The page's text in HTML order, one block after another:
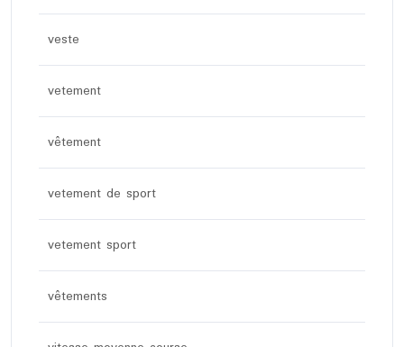
veste
vetement
vêtement
vetement de sport
vetement sport
vêtements